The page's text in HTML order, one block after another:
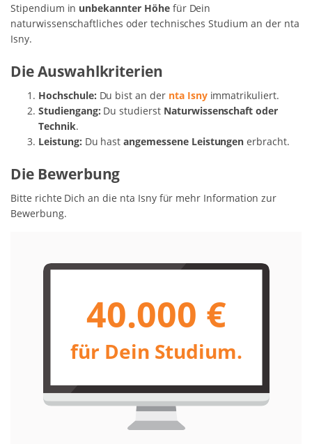
Stipendium in unbekannter Höhefür Dein
naturwissenschaftliches oder technisches Studium an der nta
Isny.
Die Auswahlkriterien
Hochschule: Du bist an der nta Isnyimmatrikuliert.
Studiengang: Du studierst Naturwissenschaft oder
Technik.
Leistung: Du hastangemessene Leistungen erbracht.
Die Bewerbung
Bitte richte Dich an die nta Isny für mehr Information zur
Bewerbung.
40.000 €
für Dein Studium.